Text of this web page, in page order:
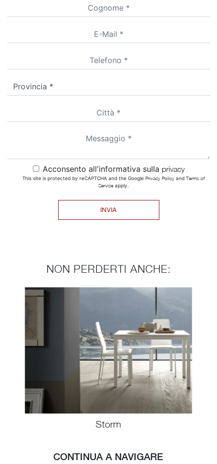
Acconsento all'informativa sulla privacy
This site is protected by reCAPTCHA and the Google Privacy Policyand Terms of
Serviceapply.
INVIA
NON PERDERTI ANCHE:
Storm
CONTINUA A NAVIGARE